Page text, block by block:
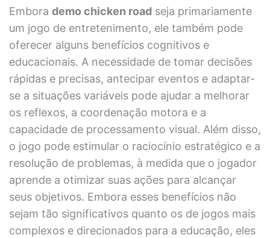
Embora demo chicken road seja primariamente
um jogo de entretenimento, ele também pode
oferecer alguns benefícios cognitivos e
educacionais. A necessidade de tomar decisões
rápidas e precisas, antecipar eventos e adaptar-
se a situações variáveis pode ajudar a melhorar
os reflexos, a coordenação motora e a
capacidade de processamento visual. Além disso,
o jogo pode estimular o raciocínio estratégico e a
resolução de problemas, à medida que o jogador
aprende a otimizar suas ações para alcançar
seus objetivos. Embora esses benefícios não
sejam tão significativos quanto os de jogos mais
complexos e direcionados para a educação, eles